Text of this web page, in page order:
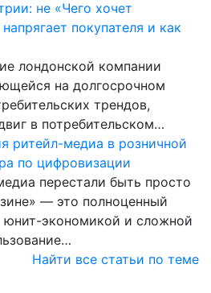
не «Чего хочет
покупателя и как
лондонской компании
на долгосрочном
трендов,
в потребительском…
ритейл-медиа в розничной
по цифровизации
перестали быть просто
— это полноценный
юнит-экономикой и сложной
Найти все статьи по теме